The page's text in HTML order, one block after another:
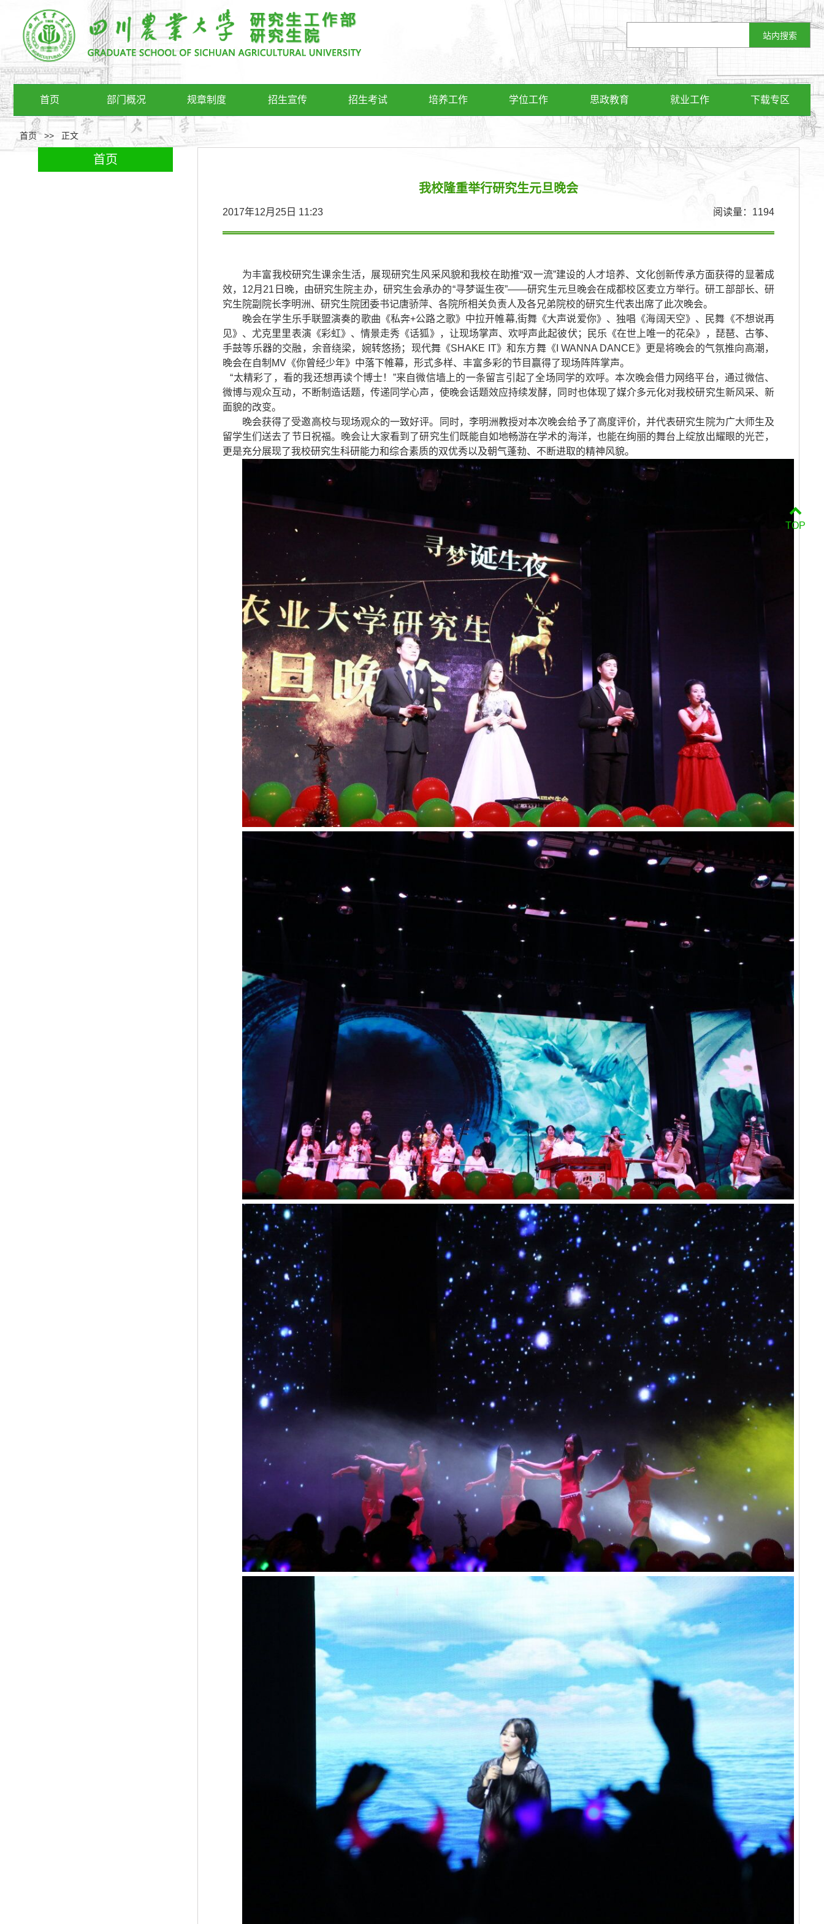
首页 部门概况 规章制度 招生宣传 招生考试 培养工作 学位工作 思政教育 就业工作 下载专区
首页>> 正文
首页
我校隆重举行研究生元旦晚会
2017年12月25日 11:23 阅读量： 1194
为丰富我校研究生课余生活，展现研究生风采风貌和我校在助推“双一流”建设的人才培养、文化创新传承方面获得的显著成
效， 12月 21 日晚，由研究生院主办，研究生会承办的“寻梦诞生夜”——研究生元旦晚会在成都校区麦立方举行。研工部部长、研
究生院副院长李明洲、研究生院团委书记唐骄萍、各院所相关负责人及各兄弟院校的研究生代表出席了此次晚会。
晚会在学生乐手联盟演奏的歌曲《私奔+公路之歌》中拉开帷幕,街舞《大声说爱你》、独唱《海阔天空》、民舞《不想说再
见》、尤克里里表演《彩虹》、情景走秀《话狐》，让现场掌声、欢呼声此起彼伏；民乐《在世上唯一的花朵》，琵琶、古筝、
手鼓等乐器的交融，余音绕梁，婉转悠扬；现代舞《SHAKE IT》和东方舞《 I WANNA DANCE》更是将晚会的气氛推向高潮，
晚会在自制 MV 《你曾经少年》中落下帷幕，形式多样、丰富多彩的节目赢得了现场阵阵掌声。
“太精彩了，看的我还想再读个博士！”来自微信墙上的一条留言引起了全场同学的欢呼。本次晚会借力网络平台，通过微信、
微博与观众互动，不断制造话题，传递同学心声，使晚会话题效应持续发酵，同时也体现了媒介多元化对我校研究生新风采、新
面貌的改变。
晚会获得了受邀高校与现场观众的一致好评。同时，李明洲教授对本次晚会给予了高度评价，并代表研究生院为广大师生及
留学生们送去了节日祝福。晚会让大家看到了研究生们既能自如地畅游在学术的海洋，也能在绚丽的舞台上绽放出耀眼的光芒，
更是充分展现了我校研究生科研能力和综合素质的双优秀以及朝气蓬勃、不断进取的精神风貌。
TOP